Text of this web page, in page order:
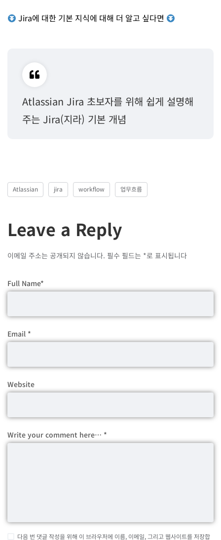
Jira에 대한 기본 지식에 대해 더 알고 싶다면
Atlassian Jira 초보자를 위해 쉽게 설명해
주는 Jira(지라) 기본 개념
Atlassian jira workflow 업무흐름
Leave a Reply
이메일 주소는 공개되지 않습니다. 필수 필드는 *로 표시됩니다
Full Name*
Email *
Website
Write your comment here… *
다음 번 댓글 작성을 위해 이 브라우저에 이름, 이메일, 그리고 웹사이트를 저장합